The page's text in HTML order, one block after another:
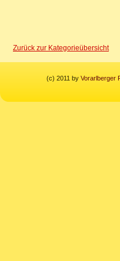
Zurück zur Kategorieübersicht
(c) 2011 by Vorarlberger